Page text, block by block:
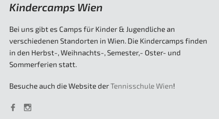
Kindercamps Wien
Bei uns gibt es Camps für Kinder & Jugendliche an
verschiedenen Standorten in Wien. Die Kindercamps finden
in den Herbst-, Weihnachts-, Semester,- Oster- und
Sommerferien statt.
Besuche auch die Website derTennisschule Wien!